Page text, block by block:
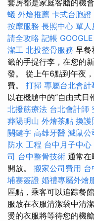
套房都是家庭客艙的機會
蟻 外燴推薦 卡式台胞證
按摩服務 長照中心 單人
請全攻略 記帳
潔工 北投整骨服務 早餐
籤的手提行李，在您的
發。 從上午6點到午夜
費。 打掃 專屬台北會計
以在機艙中的“自由式日
北撥筋療法 台北會計師
葬陽明山 外燴茶點 換護
關鍵字 高雄牙醫 滅鼠公
防水 工程 台中月子中心
司 台中整骨技術 通常在
開放。 搬家公司費用 台
埔寨簽證 婚禮專屬外燴
區點，乘客可以追踪餐
服放在衣服清潔袋中清
燙的衣服將等待您的機艙